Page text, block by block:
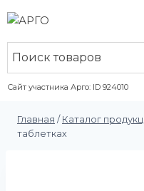
Сайт участника Арго: ID 924010
Главная / Каталог
таблетках